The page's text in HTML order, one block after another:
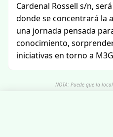
Cardenal Rossell s/n,
donde se concentrará la
una jornada pensada
conocimiento,
iniciativas en torno a
NOTA: Puede que la